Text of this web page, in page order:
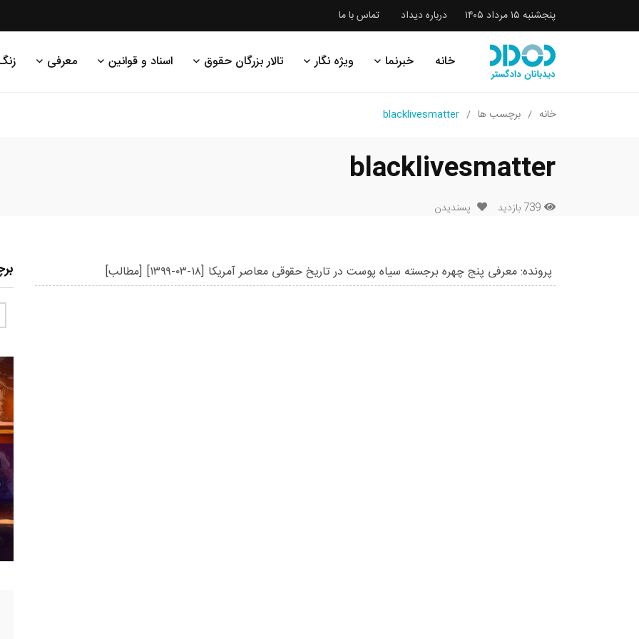
پنجشنبه ۱۵ مرداد ۱۴۰۵ درباره دیداد تماس با ما
خانه خبرنما ویژه نگار تالار بزرگان حقوق اسناد و قوانین معرفی
خانه برچسب ها blacklivesmatter
blacklivesmatter
739 بازدید پسندیدن
پرونده: معرفی پنج چهره برجسته سیاه پوست در تاریخ حقوقی معاصر آمریکا [۱۳۹۹-۰۳-۱۸] [مطالب]